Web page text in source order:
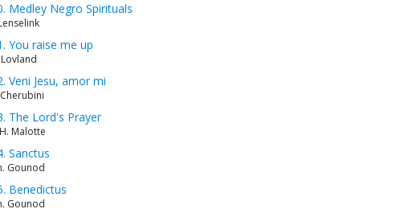
Medley Negro Spirituals
You raise me up
Lovland
Veni Jesu, amor mi
The Lord's Prayer
Malotte
Sanctus
Gounod
Benedictus
Gounod